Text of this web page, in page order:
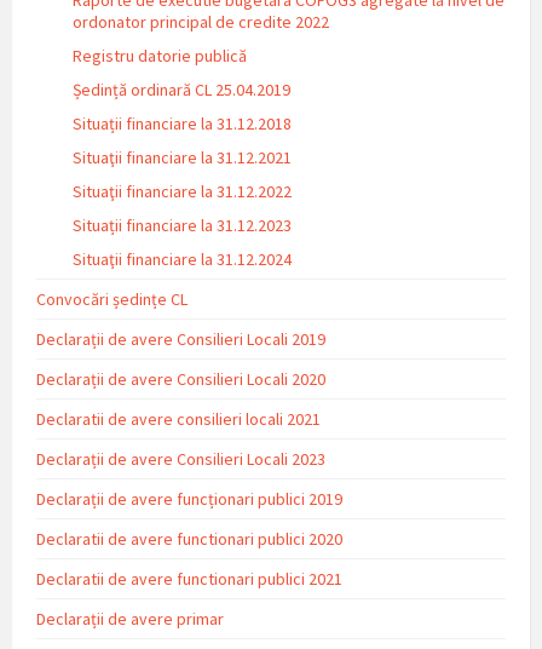
ordonator principal de credite 2022
Registru datorie publică
Ședință ordinară CL 25.04.2019
Situații financiare la 31.12.2018
Situaţii financiare la 31.12.2021
Situaţii financiare la 31.12.2022
Situații financiare la 31.12.2023
Situaţii financiare la 31.12.2024
Convocări ședințe CL
Declarații de avere Consilieri Locali 2019
Declarații de avere Consilieri Locali 2020
Declaratii de avere consilieri locali 2021
Declarații de avere Consilieri Locali 2023
Declarații de avere funcționari publici 2019
Declaratii de avere functionari publici 2020
Declaratii de avere functionari publici 2021
Declarații de avere primar